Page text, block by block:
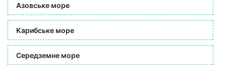
Азовське море
Карибське море
Середземне море